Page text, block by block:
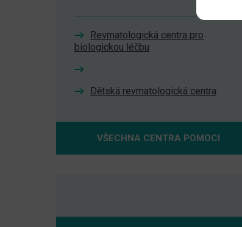
Revmatologická centra pro
biologickou léčbu
Dětská revmatologická centra
VŠECHNA CENTRA POMOCI